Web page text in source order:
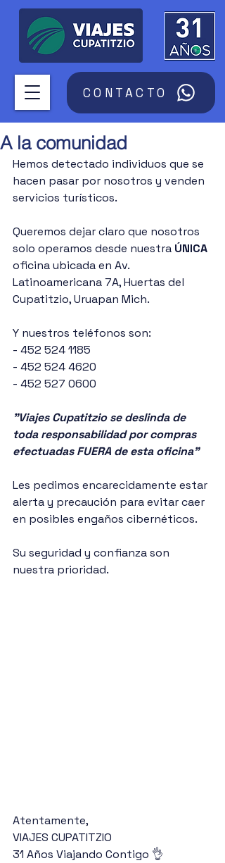
CONTACTO
A la comunidad
Hemos detectado individuos que se
hacen pasar por nosotros y venden
servicios turísticos.
Queremos dejar claro que nosotros
solo operamos desde nuestra ÚNICA
oficina ubicada en Av.
Latinoamericana 7A, Huertas del
Cupatitzio, Uruapan Mich.
Y nuestros teléfonos son:
- 452 524 1185
- 452 524 4620
- 452 527 0600
"Viajes Cupatitzio se deslinda de
toda responsabilidad por compras
efectuadas FUERA de esta oficina"
Les pedimos encarecidamente estar
alerta y precaución para evitar caer
en posibles engaños cibernéticos.
Su seguridad y confianza son
nuestra prioridad.
Atentamente,
VIAJES CUPATITZIO
31 Años Viajando Contigo 👌